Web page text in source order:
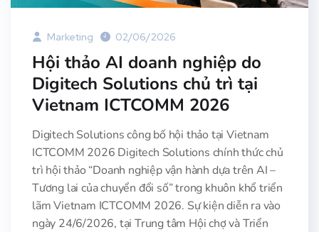
Marketing 02/06/2026
Hội thảo AI doanh nghiệp do
Digitech Solutions chủ trì tại
Vietnam ICTCOMM 2026
Digitech Solutions công bố hội thảo tại Vietnam
ICTCOMM 2026 Digitech Solutions chính thức chủ
trì hội thảo “Doanh nghiệp vận hành dựa trên AI –
Tương lai của chuyển đổi số” trong khuôn khổ triển
lãm Vietnam ICTCOMM 2026. Sự kiện diễn ra vào
ngày 24/6/2026, tại Trung tâm Hội chợ và Triển